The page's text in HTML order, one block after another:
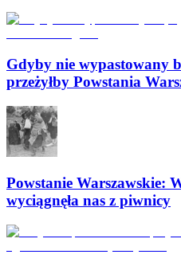
Gdyby nie wypastowany
przeżyłby Powstania
Powstanie Warszawskie:
wyciągnęła nas z piwnicy